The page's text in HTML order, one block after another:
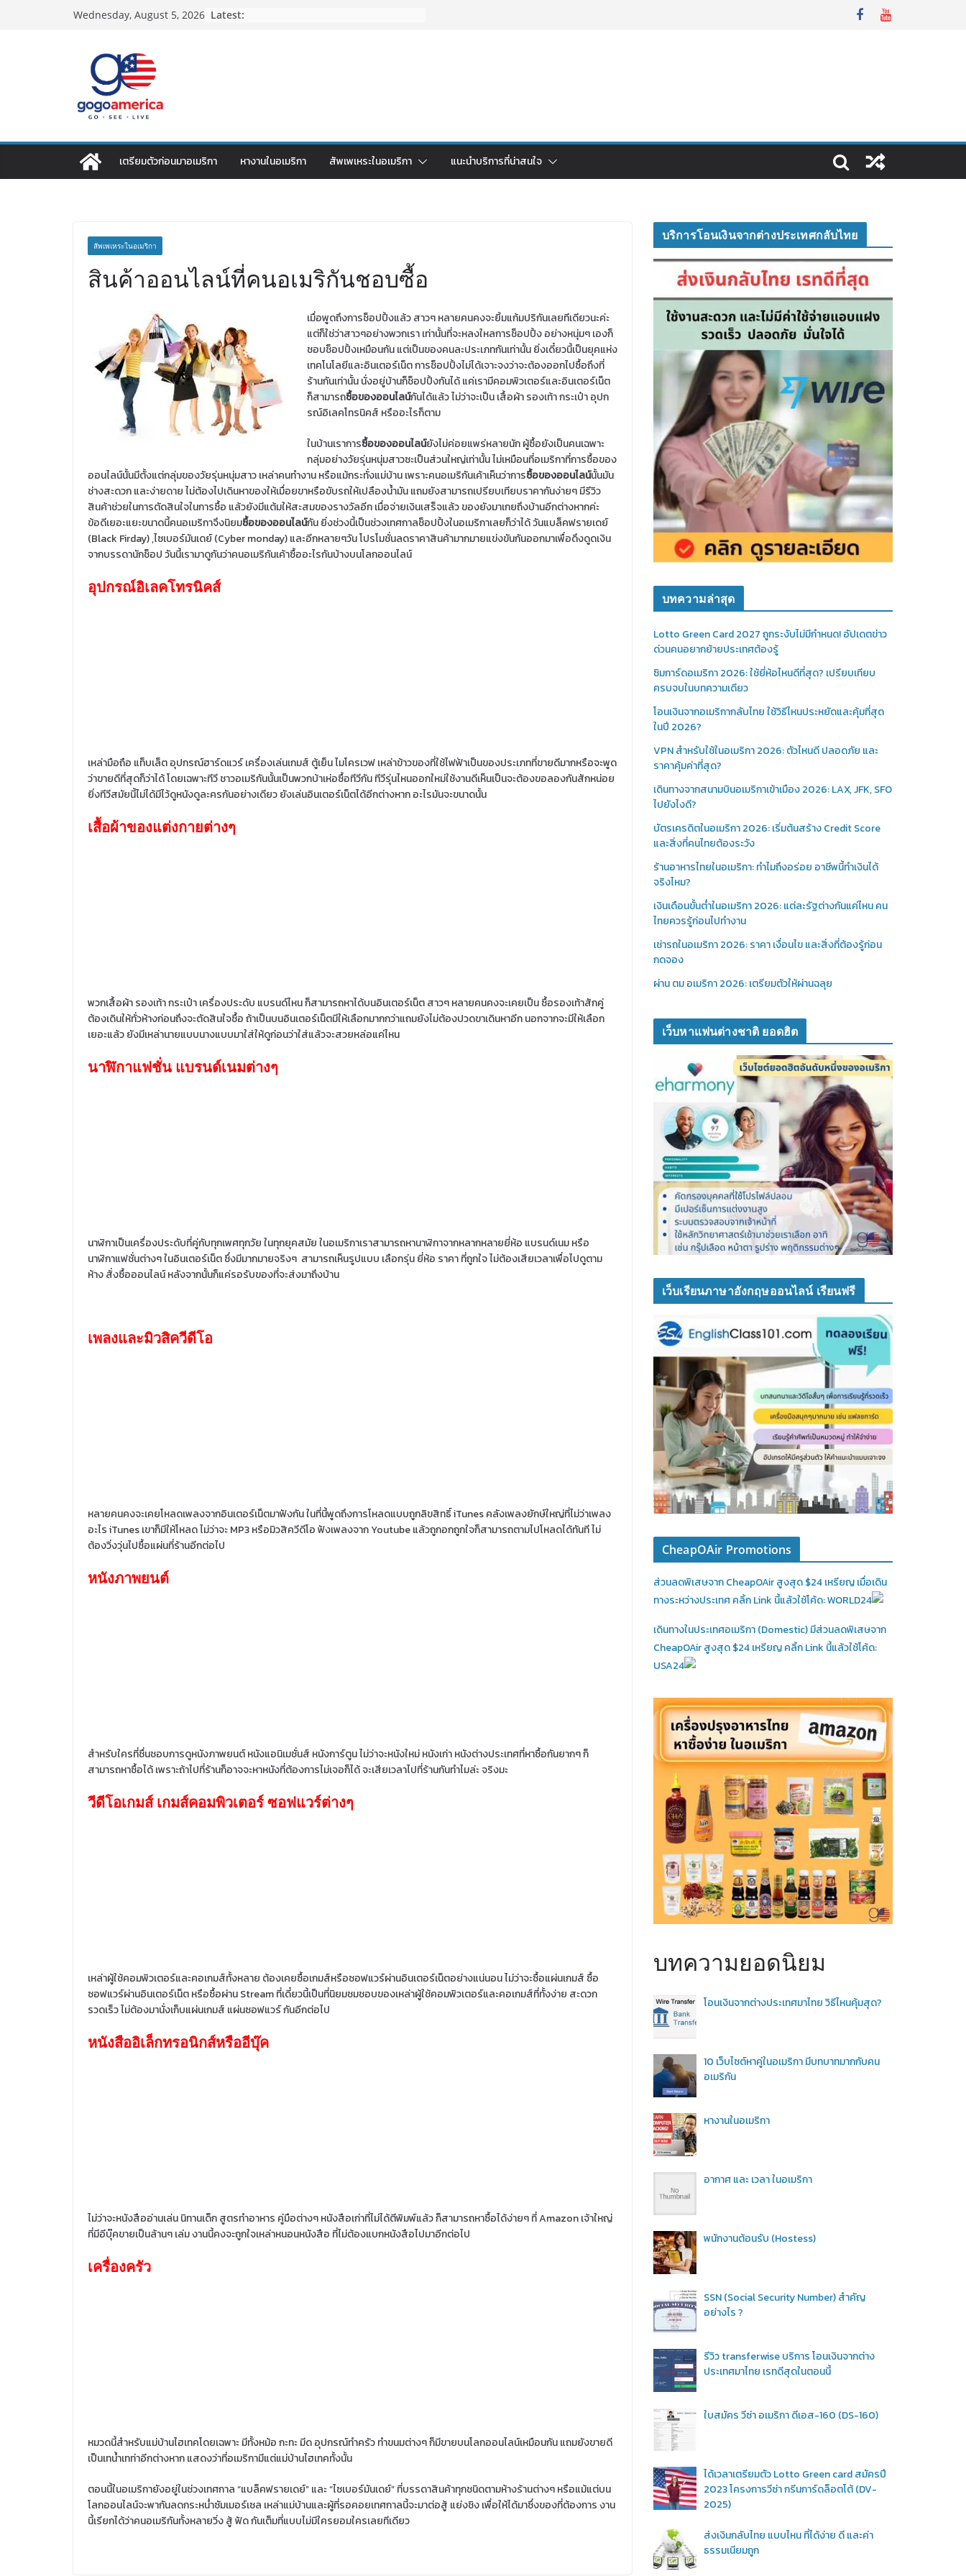
Wednesday, August 5, 2026 Latest:
เตรียมตัวก่อนมาอเมริกา หางานในอเมริกา สัพเพเหระในอเมริกา แนะนำบริการที่น่าสนใจ
สัพเพเหระในอเมริกา
สินค้าออนไลน์ที่คนอเมริกันชอบซื้อ
เมื่อพูดถึงการช็อปปิ้งแล้ว สาวๆ หลายคนคงจะยิ้มแก้มปริกันเลยทีเดียวนะค่ะ
แต่ก็ใช่ว่าสาวๆอย่างพวกเรา เท่านั้นที่จะหลงใหลการช็อปปิ้ง อย่างหนุ่มๆ เองก็
ชอบช็อปปิ้งเหมือนกัน แต่เป็นของคนละประเภทกันเท่านั้น ยิ่งเดี๋ยวนี้เป็นยุคแห่ง
เทคโนโลยีและอินเตอร์เน็ต การช็อปปิ้งไม่ได้เจาะจงว่าจะต้องออกไปซื้อถึงที่
ร้านกันเท่านั้น นั่งอยู่บ้านก็ช็อปปิ้งกันได้ แค่เรามีคอมพิวเตอร์และอินเตอร์เน็ต
ก็สามารถซื้อของออนไลน์กันได้แล้ว ไม่ว่าจะเป็น เสื้อผ้า รองเท้า กระเป๋า อุปก
รณ์อิเลคโทรนิคส์ หรืออะไรก็ตาม
ในบ้านเราการซื้อของออนไลน์ยังไม่ค่อยแพร่หลายนัก ผู้ซื้อยังเป็นคนเฉพาะ
กลุ่มอย่างวัยรุ่นหนุ่มสาวซะเป็นส่วนใหญ่เท่านั้น ไม่เหมือนที่อเมริกาที่การซื้อของ
ออนไลน์นั้นมีตั้งแต่กลุ่มของวัยรุ่นหนุ่มสาว เหล่าคนทำงาน หรือแม้กระทั่งแม่บ้าน เพราะคนอเมริกันเค้าเห็นว่าการซื้อของออนไลน์นั้นมัน
ช่างสะดวก และง่ายดาย ไม่ต้องไปเดินหาของให้เมื่อยขาหรือขับรถให้เปลืองน้ำมัน แถมยังสามารถเปรียบเทียบราคากันง่ายๆ มีรีวิว
สินค้าช่วยในการตัดสินใจในการซื้อ แล้วยังมีแต้มให้สะสมของรางวัลอีก เมื่อจ่ายเงินเสร็จแล้ว ของยังมาเกยถึงบ้านอีกต่างหากค่ะ
ข้อดีเยอะแยะขนาดนี้คนอเมริกาจึงนิยมซื้อของออนไลน์กัน ยิ่งช่วงนี้เป็นช่วงเทศกาลช็อปปิ้งในอเมริกาเลยก็ว่าได้ วันแบล็คฟรายเดย์
(Black Firday) ,ไซเบอร์มันเดย์ (Cyber monday) และอีกหลายๆวัน โปรโมชั่นลดราคาสินค้ามากมายแข่งขันกันออกมาเพื่อดึงดูดเงิน
จากบรรดานักช็อป วันนี้เรามาดูกันว่าคนอเมริกันเค้าซื้ออะไรกันบ้างบนโลกออนไลน์
อุปกรณ์อิเลคโทรนิคส์
เหล่ามือถือ แท็บเล็ต อุปกรณ์ฮาร์ดแวร์ เครื่องเล่นเกมส์ ตู้เย็น ไมโครเวฟ เหล่าข้าวของที่ใช้ไฟฟ้าเป็นของประเภทที่ขายดีมากหรือจะพูด
ว่าขายดีที่สุดก็ว่าได้ โดยเฉพาะทีวี ชาวอเมริกันนั้นเป็นพวกบ้าเห่อซื้อทีวีกัน ทีวีรุ่นไหนออกใหม่ใช้งานดีเห็นเป็นจะต้องขอลองกันสักหน่อย
ยิ่งทีวีสมัยนี้ไม่ได้มีไว้ดูหนังดูละครกันอย่างเดียว ยังเล่นอินเตอร์เน็ตได้อีกต่างหาก อะไรมันจะขนาดนั้น
เสื้อผ้าของแต่งกายต่างๆ
พวกเสื้อผ้า รองเท้า กระเป๋า เครื่องประดับ แบรนด์ไหน ก็สามารถหาได้บนอินเตอร์เน็ต สาวๆ หลายคนคงจะเคยเป็น ซื้อรองเท้าสักคู่
ต้องเดินให้ทั่วห้างก่อนถึงจะตัดสินใจซื้อ ถ้าเป็นบนอินเตอร์เน็ตมีให้เลือกมากกว่าแถมยังไม่ต้องปวดขาเดินหาอีก นอกจากจะมีให้เลือก
เยอะแล้ว ยังมีเหล่านายแบบนางแบบมาใส่ให้ดูก่อนว่าใส่แล้วจะสวยหล่อแค่ไหน
นาฬิกาแฟชั่น แบรนด์เนมต่างๆ
นาฬิกาเป็นเครื่องประดับที่คู่กับทุกเพศทุกวัย ในทุกยุคสมัย ในอเมริกาเราสามารถหานาฬิกาจากหลากหลายยี่ห้อ แบรนด์เนม หรือ
นาฬิกาแฟชั่นต่างๆ ในอินเตอร์เน็ต ซึ่งมีมากมายจริงๆ สามารถเห็นรูปแบบ เลือกรุ่น ยี่ห้อ ราคา ที่ถูกใจ ไม่ต้องเสียเวลาเพื่อไปดูตาม
ห้าง สั่งซื้อออนไลน์ หลังจากนั้นก็แค่รอรับของที่จะส่งมาถึงบ้าน
เพลงและมิวสิควีดีโอ
หลายคนคงจะเคยโหลดเพลงจากอินเตอร์เน็ตมาฟังกัน ในที่นี้พูดถึงการโหลดแบบถูกลิขสิทธิ์ iTunes คลังเพลงยักษ์ใหญ่ที่ไม่ว่าเพลง
อะไร iTunes เขาก็มีให้โหลด ไม่ว่าจะ MP3 หรือมิวสิควีดีโอ ฟังเพลงจาก Youtube แล้วถูกอกถูกใจก็สามารถตามไปโหลดได้ทันที ไม่
ต้องวิ่งวุ่นไปซื้อแผ่นที่ร้านอีกต่อไป
หนังภาพยนต์
สำหรับใครที่ชื่นชอบการดูหนังภาพยนต์ หนังแอนิเมชั่นส์ หนังการ์ตูน ไม่ว่าจะหนังใหม่ หนังเก่า หนังต่างประเทศที่หาซื้อกันยากๆ ก็
สามารถหาซื้อได้ เพราะถ้าไปที่ร้านก็อาจจะหาหนังที่ต้องการไม่เจอก็ได้ จะเสียเวลาไปที่ร้านกันทำไมล่ะ จริงมะ
วีดีโอเกมส์ เกมส์คอมพิวเตอร์ ซอฟแวร์ต่างๆ
เหล่าผู้ใช้คอมพิวเตอร์และคอเกมส์ทั้งหลาย ต้องเคยซื้อเกมส์หรือซอฟแวร์ผ่านอินเตอร์เน็ตอย่างแน่นอน ไม่ว่าจะซื้อแผ่นเกมส์ ซื้อ
ซอฟแวร์ผ่านอินเตอร์เน็ต หรือซื้อผ่าน Stream ที่เดี๋ยวนี้เป็นที่นิยมชมชอบของเหล่าผู้ใช้คอมพิวเตอร์และคอเกมส์ที่ทั้งง่าย สะดวก
รวดเร็ว ไม่ต้องมานั่งเก็บแผ่นเกมส์ แผ่นซอฟแวร์ กันอีกต่อไป
หนังสืออิเล็กทรอนิกส์หรืออีบุ๊ค
ไม่ว่าจะหนังสืออ่านเล่น นิทานเด็ก สูตรทำอาหาร คู่มือต่างๆ หนังสือเก่าที่ไม่ได้ตีพิมพ์แล้ว ก็สามารถหาซื้อได้ง่ายๆ ที่ Amazon เจ้าใหญ่
ที่มีอีบุ๊คขายเป็นล้านๆ เล่ม งานนี้คงจะถูกใจเหล่าหนอนหนังสือ ที่ไม่ต้องแบกหนังสือไปมาอีกต่อไป
เครื่องครัว
หมวดนี้สำหรับแม่บ้านไฮเทคโดยเฉพาะ มีทั้งหม้อ กะทะ มีด อุปกรณ์ทำครัว ทำขนมต่างๆ ก็มีขายบนโลกออนไลน์เหมือนกัน แถมยังขายดี
เป็นเทน้ำเทท่าอีกต่างหาก แสดงว่าที่อเมริกามีแต่แม่บ้านไฮเทคทั้งนั้น
ตอนนี้ในอเมริกายังอยู่ในช่วงเทศกาล “แบล็คฟรายเดย์” และ “ไซเบอร์มันเดย์” ที่บรรดาสินค้าทุกชนิดตามห้างร้านต่างๆ หรือแม้แต่บน
โลกออนไลน์จะพากันลดกระหน่ำซัมเมอร์เซล เหล่าแม่บ้านและผู้ที่รอคอยเทศกาลนี้จะมาต่อสู้ แย่งชิง เพื่อให้ได้มาซึ่งของที่ต้องการ งาน
นี้เรียกได้ว่าคนอเมริกันทั้งหลายวิ่ง สู้ ฟัด กันเต็มที่แบบไม่มีใครยอมใครเลยทีเดียว
บริการโอนเงินจากต่างประเทศกลับไทย
บทความล่าสุด
Lotto Green Card 2027 ถูกระงับไม่มีกำหนด! อัปเดตข่าว
ด่วนคนอยากย้ายประเทศต้องรู้
ซิมการ์ดอเมริกา 2026: ใช้ยี่ห้อไหนดีที่สุด? เปรียบเทียบ
ครบจบในบทความเดียว
โอนเงินจากอเมริกากลับไทย ใช้วิธีไหนประหยัดและคุ้มที่สุด
ในปี 2026?
VPN สำหรับใช้ในอเมริกา 2026: ตัวไหนดี ปลอดภัย และ
ราคาคุ้มค่าที่สุด?
เดินทางจากสนามบินอเมริกาเข้าเมือง 2026: LAX, JFK, SFO
ไปยังไงดี?
บัตรเครดิตในอเมริกา 2026: เริ่มต้นสร้าง Credit Score
และสิ่งที่คนไทยต้องระวัง
ร้านอาหารไทยในอเมริกา: ทำไมถึงอร่อย อาชีพนี้ทำเงินได้
จริงไหม?
เงินเดือนขั้นต่ำในอเมริกา 2026: แต่ละรัฐต่างกันแค่ไหน คน
ไทยควรรู้ก่อนไปทำงาน
เช่ารถในอเมริกา 2026: ราคา เงื่อนไข และสิ่งที่ต้องรู้ก่อน
กดจอง
ผ่าน ตม อเมริกา 2026: เตรียมตัวให้ผ่านฉลุย
เว็บหาแฟนต่างชาติ ยอดฮิต
เว็บเรียนภาษาอังกฤษออนไลน์ เรียนฟรี
CheapOAir Promotions
ส่วนลดพิเสษจาก CheapOAir สูงสุด $24 เหรียญ เมื่อเดิน
ทางระหว่างประเทศ คลิ้ก Link นี้แล้วใช้โค้ด: WORLD24
เดินทางในประเทศอเมริกา (Domestic)มีส่วนลดพิเสษจาก
CheapOAir สูงสุด $24 เหรียญ คลิ้ก Link นี้แล้วใช้โค้ด:
USA24
บทความยอดนิยม
โอนเงินจากต่างประเทศมาไทย วิธีไหนคุ้มสุด?
10 เว็บไซต์หาคู่ในอเมริกา มีบทบาทมากกับคน
อเมริกัน
หางานในอเมริกา
อากาศ และ เวลา ในอเมริกา
พนักงานต้อนรับ (Hostess)
SSN (Social Security Number) สำคัญ
อย่างไร ?
รีวิว transferwise บริการ โอนเงินจากต่าง
ประเทศมาไทย เรทดีสุดในตอนนี้
ใบสมัคร วีซ่า อเมริกา ดีเอส-160 (DS-160)
ได้เวลาเตรียมตัว Lotto Green card สมัครปี
2023 โครงการวีซ่า กรีนการ์ดล็อตโต้ (DV-
2025)
ส่งเงินกลับไทย แบบไหน ที่ได้ง่าย ดี และค่า
ธรรมเนียมถูก